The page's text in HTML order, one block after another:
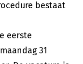
bestaat
eerste
31